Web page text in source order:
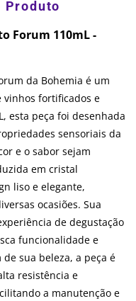
Forum 110mL -
da Bohemia é um
vinhos fortificados e
esta peça foi desenhada
sensoriais da
e o sabor sejam
em cristal
liso e elegante,
ocasiões. Sua
de degustação
funcionalidade e
sua beleza, a peça é
resistência e
a manutenção e